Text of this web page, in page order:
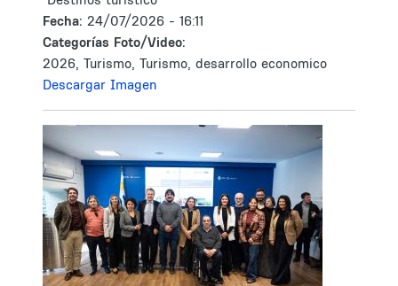
Fecha: 24/07/2026 - 16:11
Categorías Foto/Video:
2026, Turismo, Turismo, desarrollo economico
Descargar Imagen